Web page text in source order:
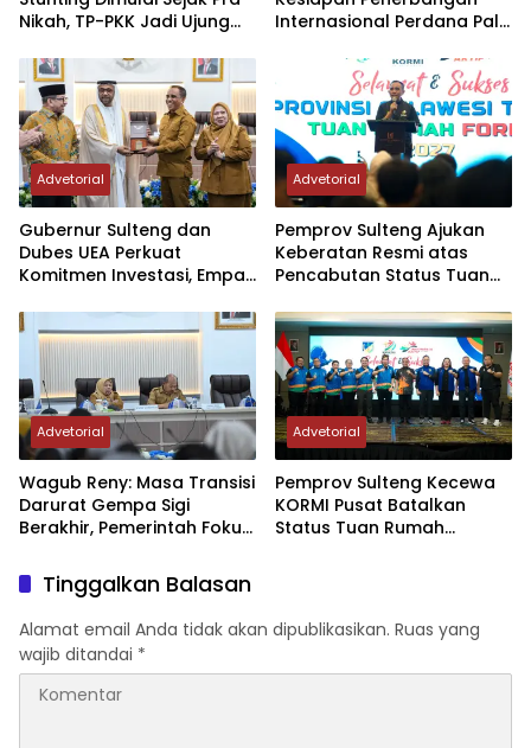
Nikah, TP-PKK Jadi Ujung
Internasional Perdana Palu
Advetorial
Gubernur Sulteng dan
Dubes UEA Perkuat
Komitmen Investasi, Empat
Advetorial
Pemprov Sulteng Ajukan
Keberatan Resmi atas
Pencabutan Status Tuan
2027
Advetorial
Wagub Reny: Masa Transisi
Darurat Gempa Sigi
Berakhir, Pemerintah Fokus
Advetorial
Pemprov Sulteng Kecewa
KORMI Pusat Batalkan
Status Tuan Rumah
Tinggalkan Balasan
Alamat email Anda tidak akan dipublikasikan. Ruas yang
wajib ditandai *